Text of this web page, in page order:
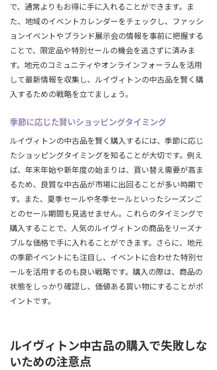
で、通常よりもお得に手に入れることができます。ま
た、地域のイベントカレンダーをチェックし、ファッシ
ョンイベントやブランド展示会の情報を事前に把握する
ことで、限定品や特別セールの機会を逃さずに済みま
す。地元のコミュニティやオンラインフォーラムを活用
して最新情報を収集し、ルイヴィトンの中古品を賢く購
入するための戦略を立てましょう。
季節に応じた賢いショッピングタイミング
ルイヴィトンの中古品を賢く購入するには、季節に応じ
たショッピングタイミングを知ることが大切です。例え
ば、年末年始や新年度の始まりは、買い替え需要が高ま
るため、良質な中古品が市場に出回ることが多い時期で
す。また、夏季セールや冬季セールといったシーズンご
とのセール期間も見逃せません。これらのタイミングで
購入することで、人気のルイヴィトンの商品をリーズナ
ブルな価格で手に入れることができます。さらに、地元
の季節イベントにも注目し、イベントに合わせた特別セ
ールを活用するのも良い戦略です。購入の際は、商品の
状態をしっかり確認し、価値ある買い物にすることがポ
イントです。
ルイヴィトン中古品の購入で失敗しな
いための注意点